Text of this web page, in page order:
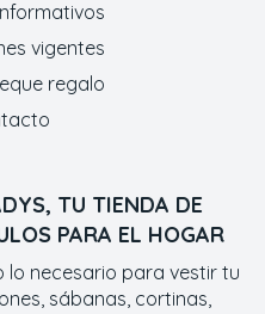
TU TIENDA DE
PARA EL HOGAR
lo necesario para vestir tu
sábanas, cortinas,
vigentes
regalo